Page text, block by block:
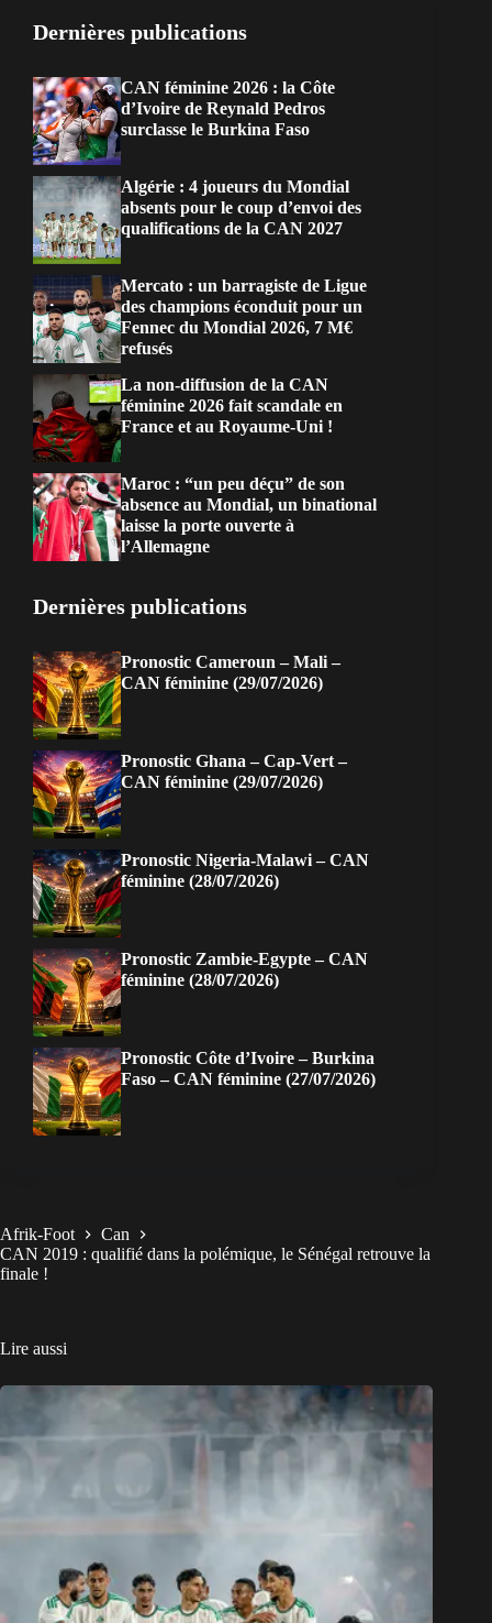
Dernières publications
CAN féminine 2026 : la Côte
d’Ivoire de Reynald Pedros
surclasse le Burkina Faso
Algérie : 4 joueurs du Mondial
absents pour le coup d’envoi des
qualifications de la CAN 2027
Mercato : un barragiste de Ligue
des champions éconduit pour un
Fennec du Mondial 2026, 7 M€
refusés
La non-diffusion de la CAN
féminine 2026 fait scandale en
France et au Royaume-Uni !
Maroc : “un peu déçu” de son
absence au Mondial, un binational
laisse la porte ouverte à
l’Allemagne
Dernières publications
Pronostic Cameroun – Mali –
CAN féminine (29/07/2026)
Pronostic Ghana – Cap-Vert –
CAN féminine (29/07/2026)
Pronostic Nigeria-Malawi – CAN
féminine (28/07/2026)
Pronostic Zambie-Egypte – CAN
féminine (28/07/2026)
Pronostic Côte d’Ivoire – Burkina
Faso – CAN féminine (27/07/2026)
Afrik-Foot
Can
CAN 2019 : qualifié dans la polémique, le Sénégal retrouve la
finale !
Lire aussi